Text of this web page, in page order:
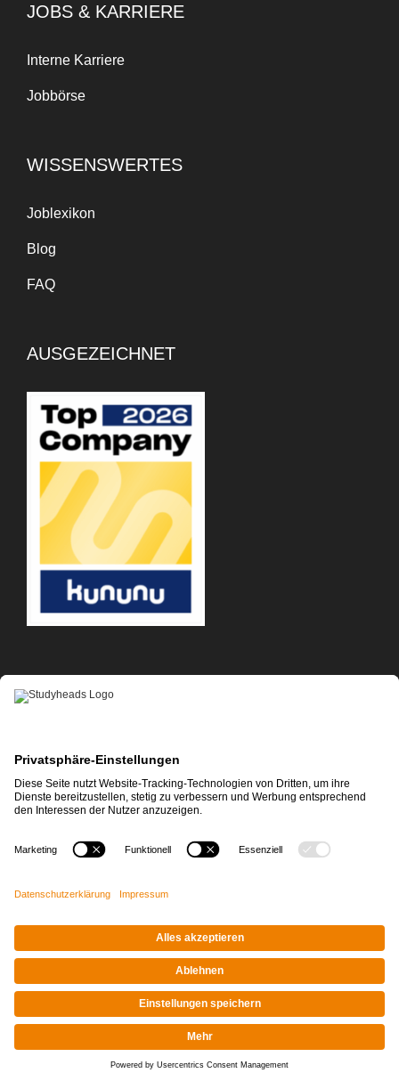
JOBS & KARRIERE
Interne Karriere
Jobbörse
WISSENSWERTES
Joblexikon
Blog
FAQ
AUSGEZEICHNET
Impressum|Datenschutz
© STUDYHEADS, 2026